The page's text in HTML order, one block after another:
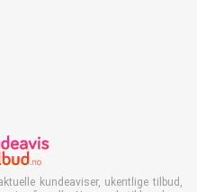
kundeaviser, ukentlige tilbud,